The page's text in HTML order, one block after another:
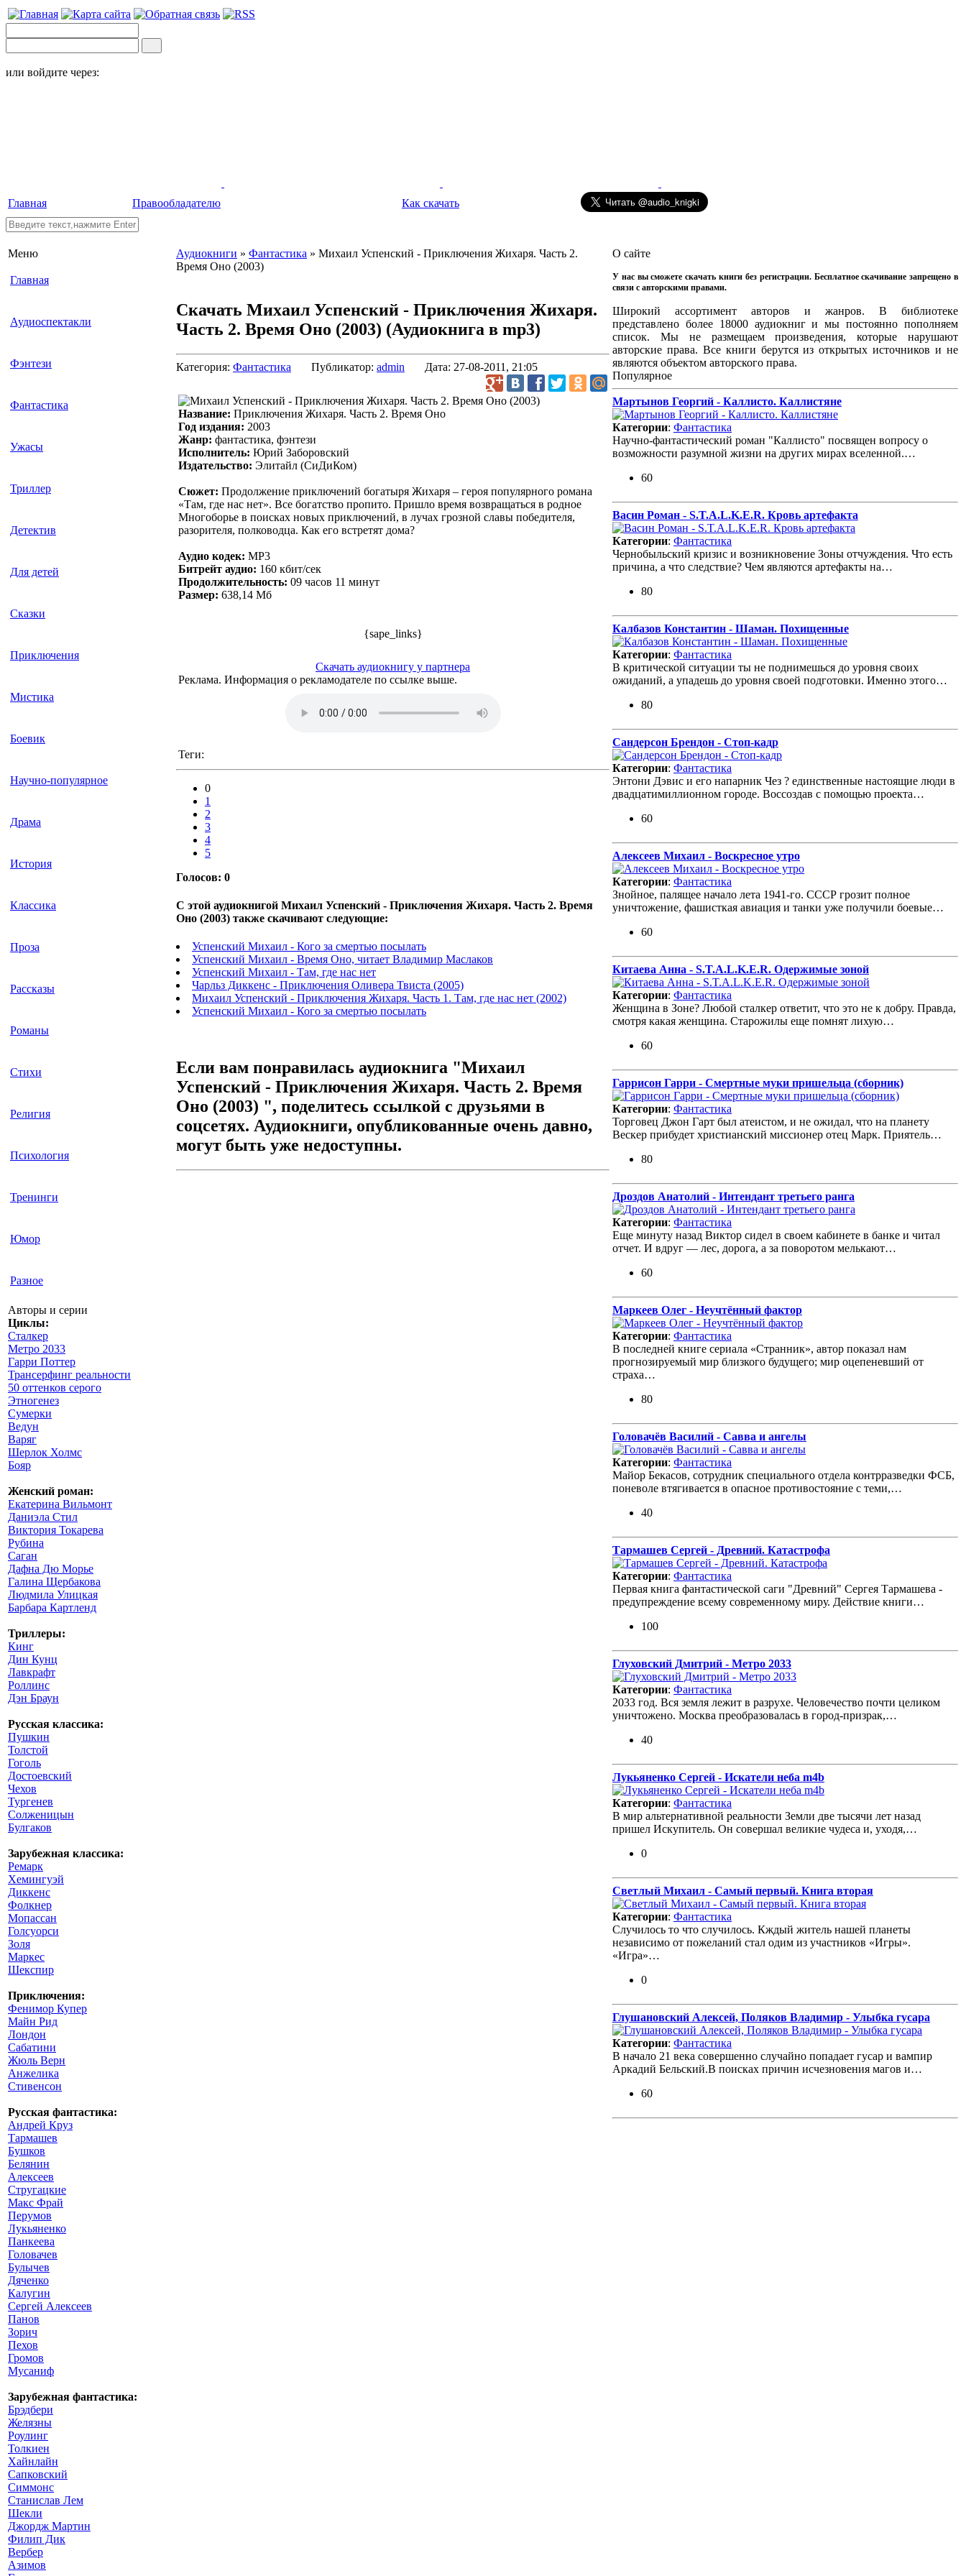
или войдите через:
Главная Правообладателю Как скачать
Меню
Главная
Аудиоспектакли
Фэнтези
Фантастика
Ужасы
Триллер
Детектив
Для детей
Сказки
Приключения
Мистика
Боевик
Научно-популярное
Драма
История
Классика
Проза
Рассказы
Романы
Стихи
Религия
Психология
Тренинги
Юмор
Разное
Авторы и серии
Циклы:
Сталкер
Метро 2033
Гарри Поттер
Трансерфинг реальности
50 оттенков серого
Этногенез
Сумерки
Ведун
Варяг
Шерлок Холмс
Бояр
Женский роман:
Екатерина Вильмонт
Даниэла Стил
Виктория Токарева
Рубина
Саган
Дафна Дю Морье
Галина Щербакова
Людмила Улицкая
Барбара Картленд
Триллеры:
Кинг
Дин Кунц
Лавкрафт
Роллинс
Дэн Браун
Русская классика:
Пушкин
Толстой
Гоголь
Достоевский
Чехов
Тургенев
Солженицын
Булгаков
Зарубежная классика:
Ремарк
Хемингуэй
Диккенс
Фолкнер
Мопассан
Голсуорси
Золя
Маркес
Шекспир
Приключения:
Фенимор Купер
Майн Рид
Лондон
Сабатини
Жюль Верн
Анжелика
Стивенсон
Русская фантастика:
Андрей Круз
Тармашев
Бушков
Белянин
Алексеев
Стругацкие
Макс Фрай
Перумов
Лукьяненко
Панкеева
Головачев
Булычев
Дяченко
Калугин
Сергей Алексеев
Панов
Зорич
Пехов
Громов
Мусаниф
Зарубежная фантастика:
Брэдбери
Желязны
Роулинг
Толкиен
Хайнлайн
Сапковский
Симмонс
Станислав Лем
Шекли
Джордж Мартин
Филип Дик
Вербер
Азимов
Аудиокниги » Фантастика » Михаил Успенский - Приключения Жихаря. Часть 2.
Время Оно (2003)
Скачать Михаил Успенский - Приключения Жихаря.
Часть 2. Время Оно (2003) (Аудиокнига в mp3)
Категория: Фантастика Публикатор: admin Дата: 27-08-2011, 21:05
Название: Приключения Жихаря. Часть 2. Время Оно
Год издания: 2003
Жанр: фантастика, фэнтези
Исполнитель: Юрий Заборовский
Издательство: Элитайл (СиДиКом)
Сюжет: Продолжение приключений богатыря Жихаря – героя популярного романа
«Там, где нас нет». Все богатство пропито. Пришло время возвращаться в родное
Многоборье в поисках новых приключений, в лучах грозной славы победителя,
разорителя, полководца. Как его встретят дома?
Аудио кодек: MP3
Битрейт аудио: 160 кбит/сек
Продолжительность: 09 часов 11 минут
Размер: 638,14 Мб
{sape_links}
Скачать аудиокнигу у партнера
Реклама. Информация о рекламодателе по ссылке выше.
Теги:
0
1
2
3
4
5
Голосов: 0
С этой аудиокнигой Михаил Успенский - Приключения Жихаря. Часть 2. Время
Оно (2003) также скачивают следующие:
Успенский Михаил - Кого за смертью посылать
Успенский Михаил - Время Оно, читает Владимир Маслаков
Успенский Михаил - Там, где нас нет
Чарльз Диккенс - Приключения Оливера Твиста (2005)
Михаил Успенский - Приключения Жихаря. Часть 1. Там, где нас нет (2002)
Успенский Михаил - Кого за смертью посылать
Если вам понравилась аудиокнига "Михаил
Успенский - Приключения Жихаря. Часть 2. Время
Оно (2003) ", поделитесь ссылкой с друзьями в
соцсетях. Аудиокниги, опубликованные очень давно,
могут быть уже недоступны.
О сайте
У нас вы сможете скачать книги без регистрации. Бесплатное скачивание запрещено в
связи с авторскими правами.
Широкий ассортимент авторов и жанров. В библиотеке
представлено более 18000 аудиокниг и мы постоянно пополняем
список. Мы не размещаем произведения, которые нарушают
авторские права. Все книги берутся из открытых источников и не
являются объектом авторского права.
Популярное
Мартынов Георгий - Каллисто. Каллистяне
Категории: Фантастика
Научно-фантастический роман "Каллисто" посвящен вопросу о
возможности разумной жизни на других мирах вселенной.…
60
Васин Роман - S.T.A.L.K.E.R. Кровь артефакта
Категории: Фантастика
Чернобыльский кризис и возникновение Зоны отчуждения. Что есть
причина, а что следствие? Чем являются артефакты на…
80
Калбазов Константин - Шаман. Похищенные
Категории: Фантастика
В критической ситуации ты не поднимешься до уровня своих
ожиданий, а упадешь до уровня своей подготовки. Именно этого…
80
Сандерсон Брендон - Стоп-кадр
Категории: Фантастика
Энтони Дэвис и его напарник Чез ? единственные настоящие люди в
двадцатимиллионном городе. Воссоздав с помощью проекта…
60
Алексеев Михаил - Воскресное утро
Категории: Фантастика
Знойное, палящее начало лета 1941-го. СССР грозит полное
уничтожение, фашисткая авиация и танки уже получили боевые…
60
Китаева Анна - S.T.A.L.K.E.R. Одержимые зоной
Категории: Фантастика
Женщина в Зоне? Любой сталкер ответит, что это не к добру. Правда,
смотря какая женщина. Старожилы еще помнят лихую…
60
Гаррисон Гарри - Смертные муки пришельца (сборник)
Категории: Фантастика
Торговец Джон Гарт был атеистом, и не ожидал, что на планету
Вескер прибудет христианский миссионер отец Марк. Приятель…
80
Дроздов Анатолий - Интендант третьего ранга
Категории: Фантастика
Еще минуту назад Виктор сидел в своем кабинете в банке и читал
отчет. И вдруг — лес, дорога, а за поворотом мелькают…
60
Маркеев Олег - Неучтённый фактор
Категории: Фантастика
В последней книге сериала «Странник», автор показал нам
прогнозируемый мир близкого будущего; мир оцепеневший от
страха…
80
Головачёв Василий - Савва и ангелы
Категории: Фантастика
Майор Бекасов, сотрудник специального отдела контрразведки ФСБ,
поневоле втягивается в опасное противостояние с теми,…
40
Тармашев Сергей - Древний. Катастрофа
Категории: Фантастика
Первая книга фантастической саги "Древний" Сергея Тармашева -
предупреждение всему современному миру. Действие книги…
100
Глуховский Дмитрий - Метро 2033
Категории: Фантастика
2033 год. Вся земля лежит в разрухе. Человечество почти целиком
уничтожено. Москва преобразовалась в город-призрак,…
40
Лукьяненко Сергей - Искатели неба m4b
Категории: Фантастика
В мир альтернативной реальности Земли две тысячи лет назад
пришел Искупитель. Он совершал великие чудеса и, уходя,…
0
Светлый Михаил - Самый первый. Книга вторая
Категории: Фантастика
Случилось то что случилось. Кждый житель нашей планеты
независимо от пожеланий стал одим из участников «Игры».
«Игра»…
0
Глушановский Алексей, Поляков Владимир - Улыбка гусара
Категории: Фантастика
В начало 21 века совершенно случайно попадает гусар и вампир
Аркадий Бельский.В поисках причин исчезновения магов и…
60